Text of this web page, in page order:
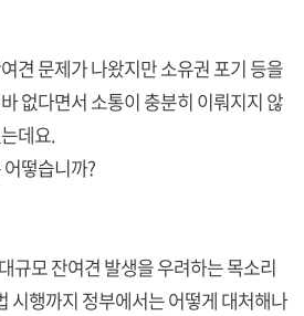
견 문제가 나왔지만 소유권 포기 등을
없다면서 소통이 충분히 이뤄지지 않
데요.
떻습니까?
규모 잔여견 발생을 우려하는 목소리
시행까지 정부에서는 어떻게 대처해나